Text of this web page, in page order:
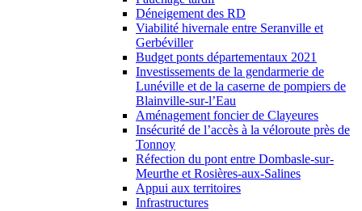
Déneigement des RD
Viabilité hivernale entre Seranville et
Gerbéviller
Budget ponts départementaux 2021
Investissements de la gendarmerie de
Lunéville et de la caserne de pompiers de
Blainville-sur-l’Eau
Aménagement foncier de Clayeures
Insécurité de l’accès à la véloroute près de
Tonnoy
Réfection du pont entre Dombasle-sur-
Meurthe et Rosières-aux-Salines
Appui aux territoires
Infrastructures